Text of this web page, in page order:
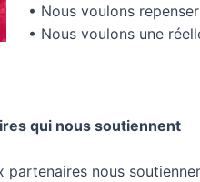
• Nous voulons
• Nous voulons une
qui nous soutiennent
partenaires nous